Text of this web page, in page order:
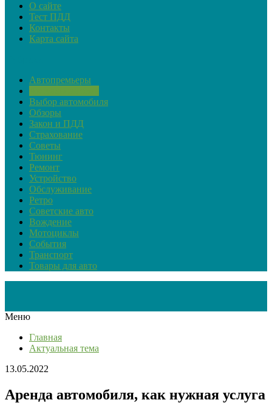
О сайте
Тест ПДД
Контакты
Карта сайта
Автопремьеры
Выбор автомобиля
Обзоры
Закон и ПДД
Страхование
Советы
Тюнинг
Ремонт
Устройство
Обслуживание
Ретро
Советские авто
Вождение
Мотоциклы
События
Транспорт
Товары для авто
Меню
Главная
Актуальная тема
13.05.2022
Аренда автомобиля, как нужная услуга